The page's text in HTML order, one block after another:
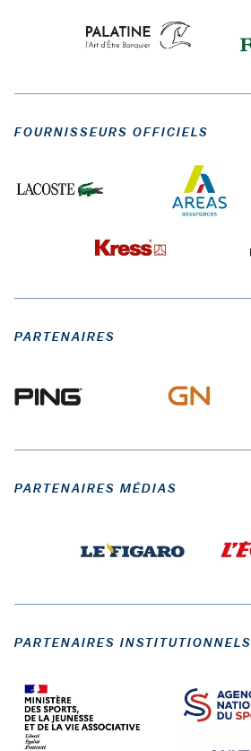
FOURNISSEURS OFFICIELS
PARTENAIRES
PARTENAIRES MÉDIAS
PARTENAIRES INSTITUTIONNELS